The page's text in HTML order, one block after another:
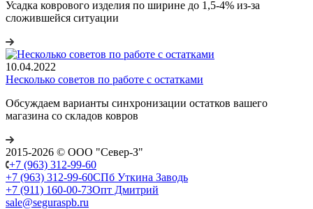
Усадка коврового изделия по ширине до 1,5-4% из-за
сложившейся ситуации
10.04.2022
Несколько советов по работе с остатками
Обсуждаем варианты синхронизации остатков вашего
магазина со складов ковров
2015-2026 © ООО "Север-З"
+7 (963) 312-99-60
+7 (963) 312-99-60СПб Уткина Заводь
+7 (911) 160-00-73Опт Дмитрий
sale@seguraspb.ru